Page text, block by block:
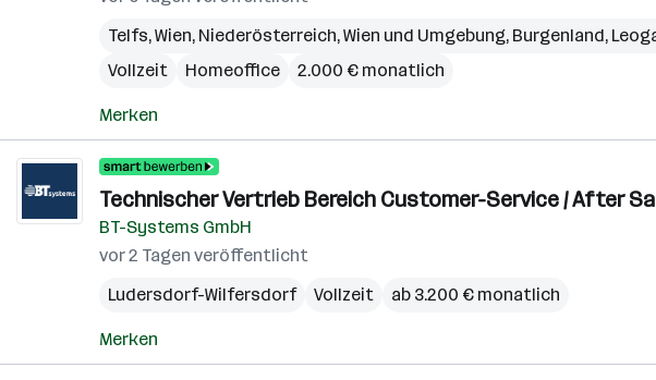
Telfs,Wien, Niederösterreich,Wien und Umgebung, Burgenland,
Vollzeit
Homeoffice 2.000 € monatlich
Merken
Technischer Vertrieb Bereich Customer-Service / After
BT-Systems GmbH
vor 2 Tagen veröffentlicht
Ludersdorf-Wilfersdorf
Vollzeit ab 3.200 € monatlich
Merken